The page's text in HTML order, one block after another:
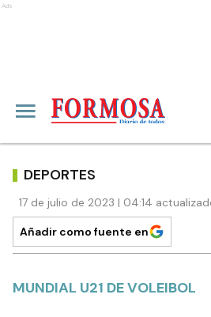
Ads
DEPORTES
17 de julio de 2023 | 04:14
Añadir como fuente en
MUNDIAL U21 DE VOLEIBOL